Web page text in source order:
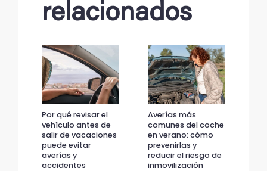
relacionados
Por qué revisar el
vehículo antes de
salir de vacaciones
puede evitar
averías y
accidentes
Averías más
comunes del coche
en verano: cómo
prevenirlas y
reducir el riesgo de
inmovilización